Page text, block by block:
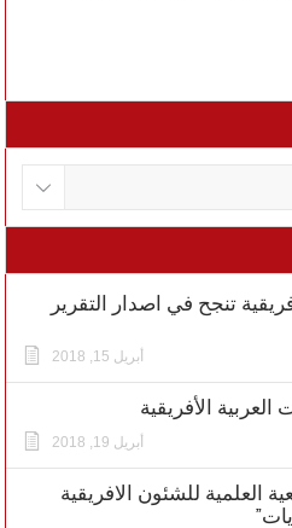
تنجح في اصدار التقرير
أبريل 15, 2018
العربية الأفريقية
أبريل 19, 2018
العلمية للشئون الافريقية